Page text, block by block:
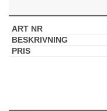
förbättra
hemsidans
funktionalitet
och